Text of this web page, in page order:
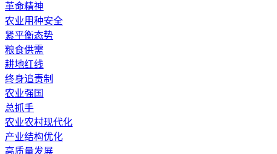
革命精神
农业用种安全
紧平衡态势
粮食供需
耕地红线
终身追责制
农业强国
总抓手
农业农村现代化
产业结构优化
高质量发展